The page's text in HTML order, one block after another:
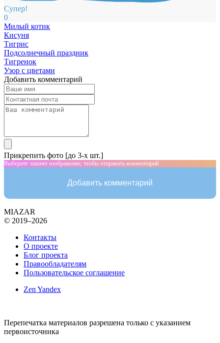
Супер!
0
Милый котик
Кисуня
Тигрис
Подсолнечный праздник
Тигренок
Узор с цветами
Добавить комментарий
Прикрепить фото [до 3-х шт.]
Выберите лишнее изображение, чтобы отправить комментарий
Добавить комментарий
MIAZAR
© 2019–2026
Контакты
О проекте
Блог проекта
Правообладателям
Пользовательское соглашение
Zen Yandex
Перепечатка материалов разрешена только с указанием
первоисточника